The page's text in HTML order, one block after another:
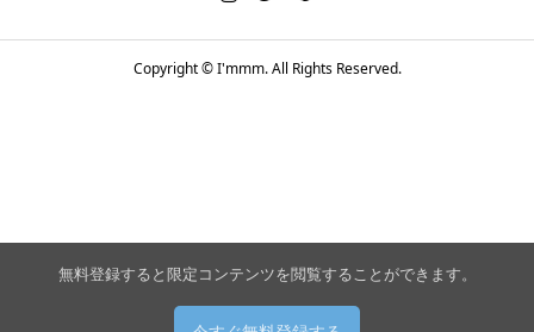
Copyright ©I'mmm. All Rights Reserved.
無料登録すると限定コンテンツを閲覧することができます。